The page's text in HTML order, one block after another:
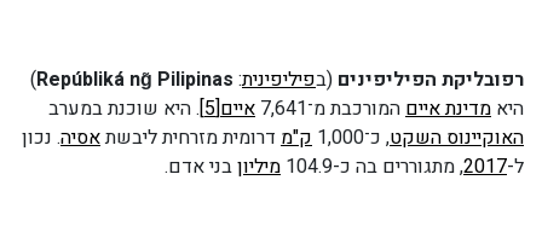
רפובליקת הפיליפינים (בפיליפינית:
Repúbliká ng̃ Pilipinas
)
היא מדינת אייםהמורכבת מ־7,641 איים[5] . היא שוכנת במערב
האוקיינוס השקט, כ־1,000 ק"מ דרומית מזרחית ליבשתאסיה. נכון
ל-2017, מתגוררים בה כ-104.9 מיליוןבני אדם.